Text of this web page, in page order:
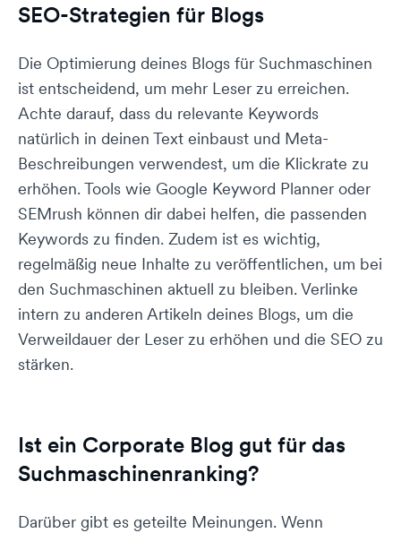
SEO-Strategien für Blogs
Die Optimierung deines Blogs für Suchmaschinen
ist entscheidend, um mehr Leser zu erreichen.
Achte darauf, dass du relevante Keywords
natürlich in deinen Text einbaust und Meta-
Beschreibungen verwendest, um die Klickrate zu
erhöhen. Tools wie Google Keyword Planner oder
SEMrush können dir dabei helfen, die passenden
Keywords zu finden. Zudem ist es wichtig,
regelmäßig neue Inhalte zu veröffentlichen, um bei
den Suchmaschinen aktuell zu bleiben. Verlinke
intern zu anderen Artikeln deines Blogs, um die
Verweildauer der Leser zu erhöhen und die SEO zu
stärken.
Ist ein Corporate Blog gut für das
Suchmaschinenranking?
Darüber gibt es geteilte Meinungen. Wenn